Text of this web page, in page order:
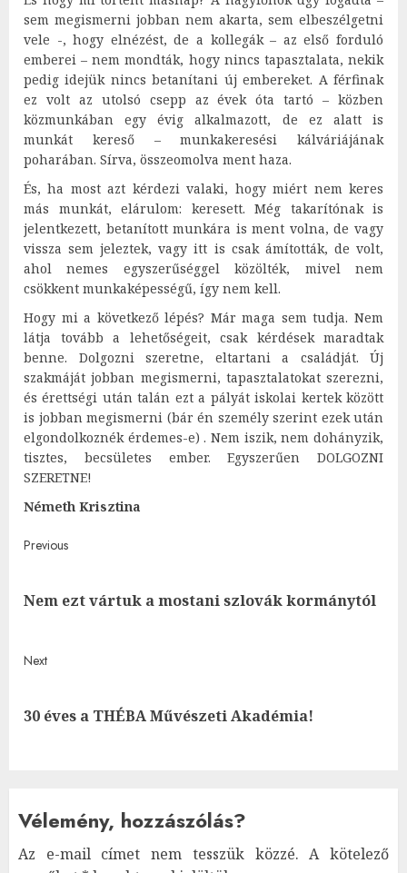
sem megismerni jobban nem akarta, sem elbeszélgetni
vele -, hogy elnézést, de a kollegák – az első forduló
emberei – nem mondták, hogy nincs tapasztalata, nekik
pedig idejük nincs betanítani új embereket. A férfinak
ez volt az utolsó csepp az évek óta tartó – közben
közmunkában egy évig alkalmazott, de ez alatt is
munkát kereső – munkakeresési kálváriájának
poharában. Sírva, összeomolva ment haza.
És, ha most azt kérdezi valaki, hogy miért nem keres
más munkát, elárulom: keresett. Még takarítónak is
jelentkezett, betanított munkára is ment volna, de vagy
vissza sem jeleztek, vagy itt is csak ámították, de volt,
ahol nemes egyszerűséggel közölték, mivel nem
csökkent munkaképességű, így nem kell.
Hogy mi a következő lépés? Már maga sem tudja. Nem
látja tovább a lehetőségeit, csak kérdések maradtak
benne. Dolgozni szeretne, eltartani a családját. Új
szakmáját jobban megismerni, tapasztalatokat szerezni,
és érettségi után talán ezt a pályát iskolai kertek között
is jobban megismerni (bár én személy szerint ezek után
elgondolkoznék érdemes-e) . Nem iszik, nem dohányzik,
tisztes, becsületes ember. Egyszerűen DOLGOZNI
SZERETNE!
Németh Krisztina
Post
navigation
Previous
Nem ezt vártuk a mostani szlovák kormánytól
Next
Next
30 éves a THÉBA Művészeti Akadémia!
Vélemény, hozzászólás?
Az e-mail címet nem tesszük közzé. A kötelező